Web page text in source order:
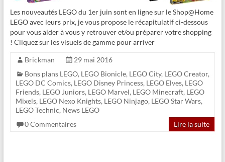
Les nouveautés LEGO du 1er juin sont en ligne sur le Shop@Home
LEGO avec leurs prix, je vous propose le récapitulatif ci-dessous
pour vous aider à vous y retrouver et/ou préparer votre shopping
! Cliquez sur les visuels de gamme pour arriver
Brickman
29 mai 2016
Bons plans LEGO, LEGO Bionicle, LEGO City, LEGO Creator,
LEGO DC Comics, LEGO Disney Princess, LEGO Elves, LEGO
Friends, LEGO Juniors, LEGO Marvel, LEGO Minecraft, LEGO
Mixels, LEGO Nexo Knights, LEGO Ninjago, LEGO Star Wars,
LEGO Technic, News LEGO
0 Commentaires
Lire la suite